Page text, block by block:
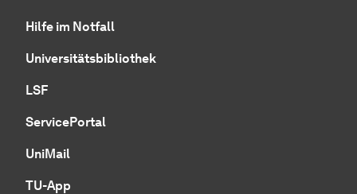
Hilfe im Notfall
Universitätsbibliothek
LSF
ServicePortal
UniMail
TU-App